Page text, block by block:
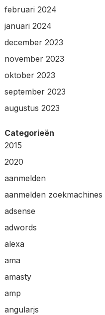
februari 2024
januari 2024
december 2023
november 2023
oktober 2023
september 2023
augustus 2023
Categorieën
2015
2020
aanmelden
aanmelden zoekmachines
adsense
adwords
alexa
ama
amasty
amp
angularjs